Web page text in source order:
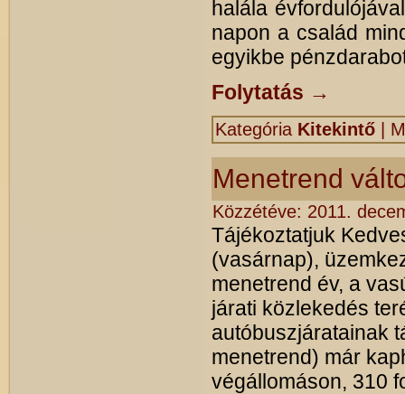
halála
napon a család
egyikbe
Folytatás →
Kategória Kitekintő
Menetrend
Közzétéve: 2011.
Tájékoztatjuk
(vasárnap),
menetrend év, a
járati közlekedés
autóbuszjáratainak
menetrend) már
végállomáson, 310